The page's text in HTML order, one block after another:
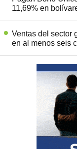
11,69% en
Ventas del sector
en al menos seis